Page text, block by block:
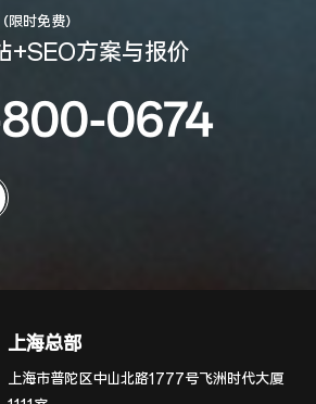
时免费）
+SEO方案与报价
0674
上海总部
上海市普陀区中山北路1777号飞洲时代大厦